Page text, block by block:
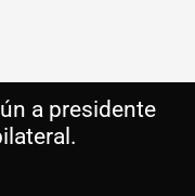
a presidente